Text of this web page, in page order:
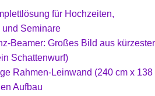
für Hochzeiten,
Seminare
Beamer: Großes Bild aus kürzester
Schattenwurf)
Rahmen-Leinwand (240 cm x 138
Aufbau